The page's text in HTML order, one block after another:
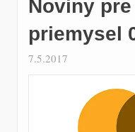
Noviny
priemysel
7.5.2017